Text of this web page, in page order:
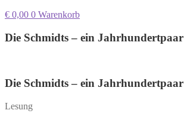
€ 0,00 0 Warenkorb
Die Schmidts – ein Jahrhundertpaar
Die Schmidts – ein Jahrhundertpaar
Lesung